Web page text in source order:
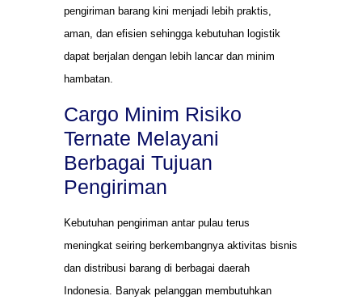
pengiriman barang kini menjadi lebih praktis,
aman, dan efisien sehingga kebutuhan logistik
dapat berjalan dengan lebih lancar dan minim
hambatan.
Cargo Minim Risiko
Ternate Melayani
Berbagai Tujuan
Pengiriman
Kebutuhan pengiriman antar pulau terus
meningkat seiring berkembangnya aktivitas bisnis
dan distribusi barang di berbagai daerah
Indonesia. Banyak pelanggan membutuhkan